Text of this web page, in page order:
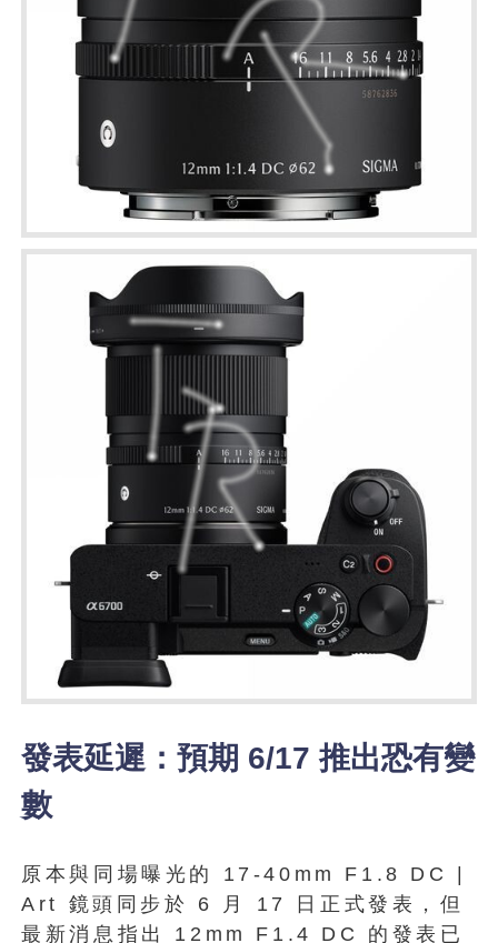
發表延遲：預期 6/17 推出恐有變
數
原本與同場曝光的 17‑40mm F1.8 DC |
Art 鏡頭同步於 6 月 17 日正式發表，但
最新消息指出 12mm F1.4 DC 的發表已